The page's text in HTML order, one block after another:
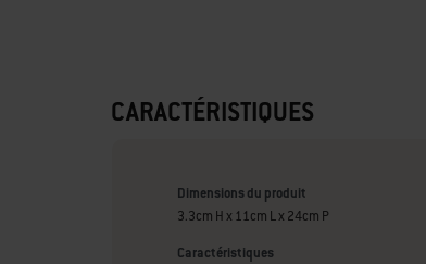
CARACTÉRISTIQUES
Dimensions du produit
3.3cm H x 11cm L x 24cm P
Caractéristiques